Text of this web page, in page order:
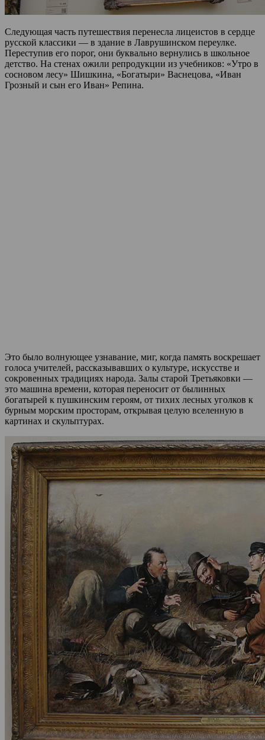
Следующая часть путешествия перенесла лицеистов в сердце
русской классики — в здание в Лаврушинском переулке.
Переступив его порог, они буквально вернулись в школьное
детство. На стенах ожили репродукции из учебников: «Утро в
сосновом лесу» Шишкина, «Богатыри» Васнецова, «Иван
Грозный и сын его Иван» Репина.
Это было волнующее узнавание, миг, когда память воскрешает
голоса учителей, рассказывавших о культуре, искусстве и
сокровенных традициях народа. Залы старой Третьяковки —
это машина времени, которая переносит от былинных
богатырей к пушкинским героям, от тихих лесных уголков к
бурным морским просторам, открывая целую вселенную в
картинах и скульптурах.